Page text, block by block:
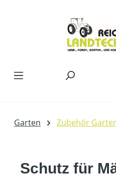
Garten Zubehör
Schutz für